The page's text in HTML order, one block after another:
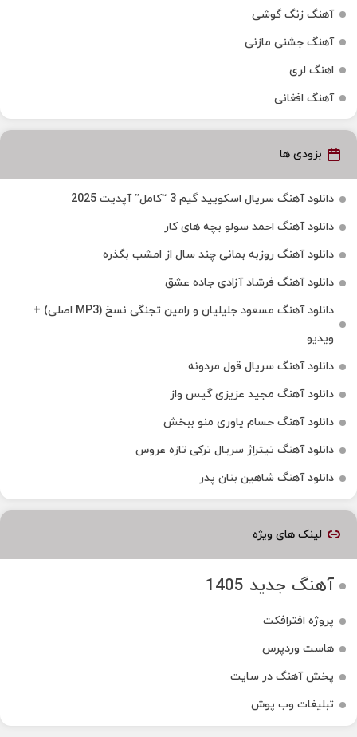
آهنگ زنگ گوشی
آهنگ جشنی مازنی
اهنگ لری
آهنگ افغانی
بزودی ها
دانلود آهنگ سریال اسکویید گیم 3 “کامل” آپدیت 2025
دانلود آهنگ احمد سولو بچه های کار
دانلود آهنگ روزبه بمانی چند سال از امشب بگذره
دانلود آهنگ فرشاد آزادی جاده عشق
دانلود آهنگ مسعود جلیلیان و رامین تجنگی نسخ (MP3 اصلی) +
ویدیو
دانلود آهنگ سریال قول مردونه
دانلود آهنگ مجید عزیزی گیس واز
دانلود آهنگ حسام یاوری منو ببخش
دانلود آهنگ تیتراژ سریال ترکی تازه عروس
دانلود آهنگ شاهین بنان پدر
لینک های ویژه
آهنگ جدید 1405
پروژه افترافکت
هاست وردپرس
پخش آهنگ در سایت
تبلیغات وب پوش